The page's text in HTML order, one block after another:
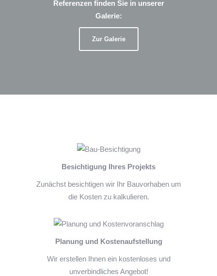
Referenzen finden Sie in unserer
Galerie:
Zur Galerie
Besichtigung Ihres Projekts
Zunächst besichtigen wir Ihr Bauvorhaben um
die Kosten zu kalkulieren.
Planung und Kostenaufstellung
Wir erstellen Ihnen ein kostenloses und
unverbindliches Angebot!